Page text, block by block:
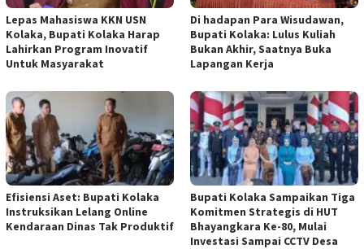
Lepas Mahasiswa KKN USN
Kolaka, Bupati Kolaka Harap
Lahirkan Program Inovatif
Untuk Masyarakat
Di hadapan Para Wisudawan,
Bupati Kolaka: Lulus Kuliah
Bukan Akhir, Saatnya Buka
Lapangan Kerja
Efisiensi Aset: Bupati Kolaka
Instruksikan Lelang Online
Kendaraan Dinas Tak Produktif
Bupati Kolaka Sampaikan Tiga
Komitmen Strategis di HUT
Bhayangkara Ke-80, Mulai
Investasi Sampai CCTV Desa